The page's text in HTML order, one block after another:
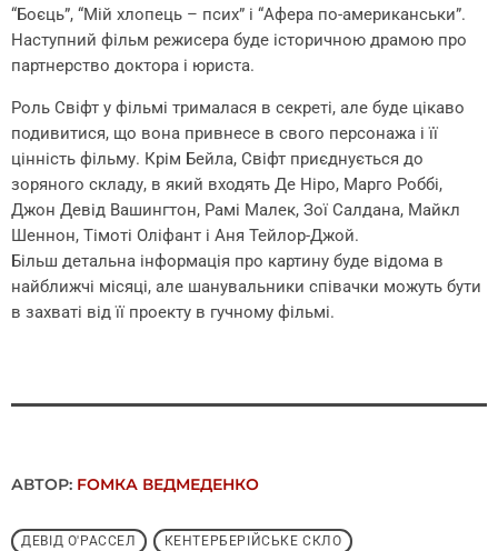
“Боєць”, “Мій хлопець – псих” і “Афера по-американськи”.
Наступний фільм режисера буде історичною драмою про
партнерство доктора і юриста.
Роль Свіфт у фільмі трималася в секреті, але буде цікаво
подивитися, що вона привнесе в свого персонажа і її
цінність фільму. Крім Бейла, Свіфт приєднується до
зоряного складу, в який входять Де Ніро, Марго Роббі,
Джон Девід Вашингтон, Рамі Малек, Зої Салдана, Майкл
Шеннон, Тімоті Оліфант і Аня Тейлор-Джой.
Більш детальна інформація про картину буде відома в
найближчі місяці, але шанувальники співачки можуть бути
в захваті від її проекту в гучному фільмі.
АВТОР: FОMКА ВЕДМЕДЕНКО
ДЕВІД О'РАССЕЛ КЕНТЕРБЕРІЙСЬКЕ СКЛО